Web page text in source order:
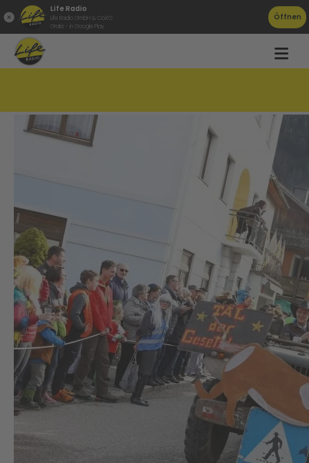
Life Radio
Life Radio GmbH & Co.KG
Gratis - in Google Play
Öffnen